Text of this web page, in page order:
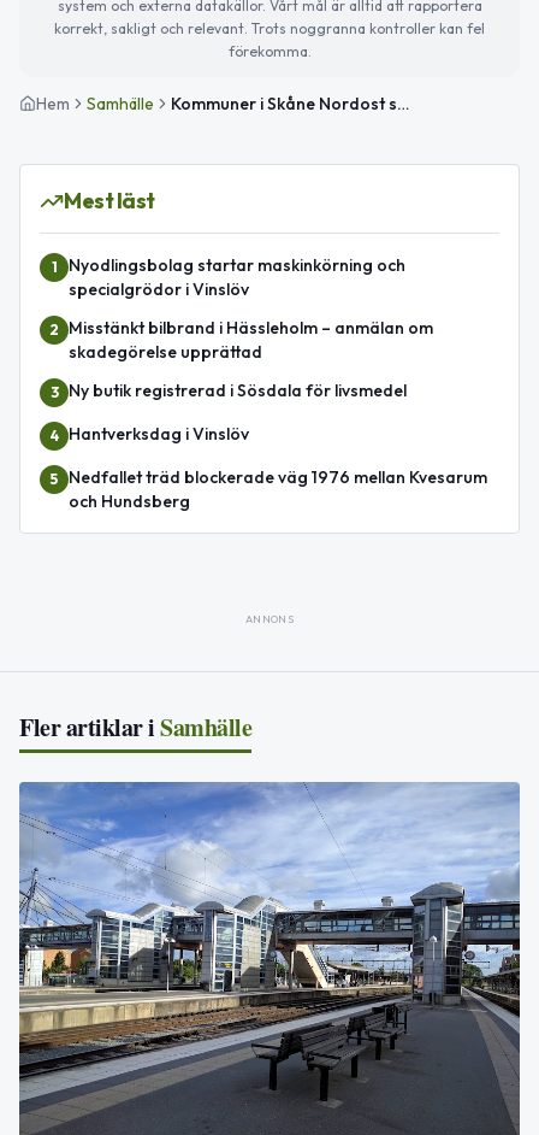
system och externa datakällor. Vårt mål är alltid att rapportera
korrekt, sakligt och relevant. Trots noggranna kontroller kan fel
förekomma.
Hem Samhälle Kommuner i Skåne Nordost stärker samarbetet för beredskap
Mest läst
1
Nyodlingsbolag startar maskinkörning och
specialgrödor i Vinslöv
2
Misstänkt bilbrand i Hässleholm – anmälan om
skadegörelse upprättad
3 Ny butik registrerad i Sösdala för livsmedel
4 Hantverksdag i Vinslöv
5
Nedfallet träd blockerade väg 1976 mellan Kvesarum
och Hundsberg
ANNONS
Fler artiklar iSamhälle